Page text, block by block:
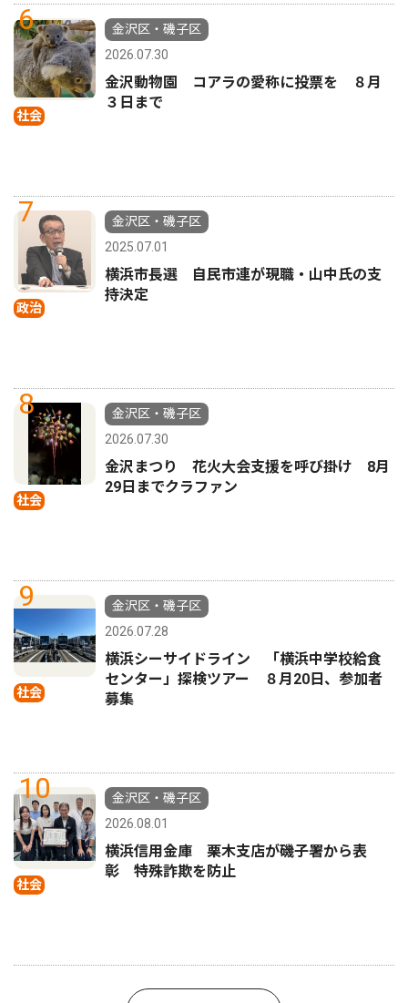
6
社会
金沢区・磯子区
2026.07.30
金沢動物園 コアラの愛称に投票を ８月
３日まで
7
政治
金沢区・磯子区
2025.07.01
横浜市長選 自民市連が現職・山中氏の支
持決定
8
社会
金沢区・磯子区
2026.07.30
金沢まつり 花火大会支援を呼び掛け 8月
29日までクラファン
9
社会
金沢区・磯子区
2026.07.28
横浜シーサイドライン 「横浜中学校給食
センター」探検ツアー ８月20日、参加者
募集
10
社会
金沢区・磯子区
2026.08.01
横浜信用金庫 栗木支店が磯子署から表
彰 特殊詐欺を防止